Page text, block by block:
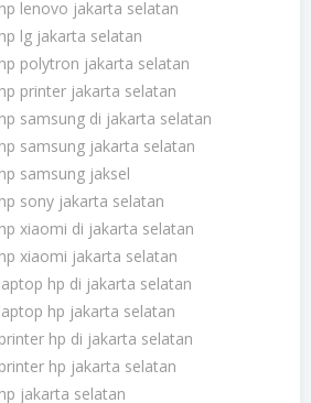
lenovo jakarta selatan
lg jakarta selatan
polytron jakarta selatan
printer jakarta selatan
samsung di jakarta selatan
samsung jakarta selatan
samsung jaksel
sony jakarta selatan
xiaomi di jakarta selatan
xiaomi jakarta selatan
hp di jakarta selatan
hp jakarta selatan
hp di jakarta selatan
hp jakarta selatan
jakarta selatan